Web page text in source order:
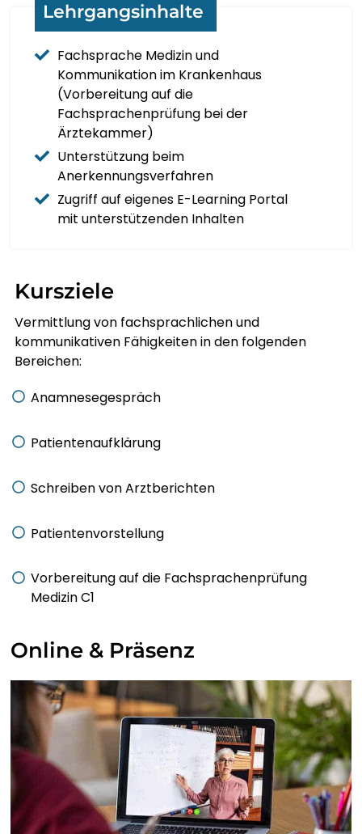
हिन्दी
HMONG
MAGYAR
ÍSLENSKA
IGBO
ITALIANO
КЫРГЫЗЧА
ພາສາລາວ
LATIN
LATVIEŠU VALODA
Lehrgangsinhalte
Fachsprache Medizin und
Kommunikation im Krankenhaus
(Vorbereitung auf die
Fachsprachenprüfung bei der
Ärztekammer)
Unterstützung beim
Anerkennungsverfahren
Zugriff auf eigenes E-Learning Portal
mit unterstützenden Inhalten
Kursziele
Vermittlung von fachsprachlichen und
kommunikativen Fähigkeiten in den folgenden
Bereichen:
Anamnesegespräch
Patientenaufklärung
Schreiben von Arztberichten
Patientenvorstellung
Vorbereitung auf die Fachsprachenprüfung
Medizin C1
Online & Präsenz